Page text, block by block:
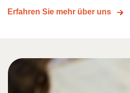
Erfahren Sie mehr über uns